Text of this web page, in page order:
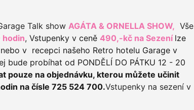
Talk show AGÁTA & ORNELLA SHOW, Vše
hodin, Vstupenky v ceně 490,-kč na Sezení lze
v recepci našeho Retro hotelu Garage v
bude probíhat od PONDĚLÍ DO PÁTKU 12 - 20
pouze na objednávku, kterou můžete učinit
na čísle 725 524 700.Vstupenky na sezení v